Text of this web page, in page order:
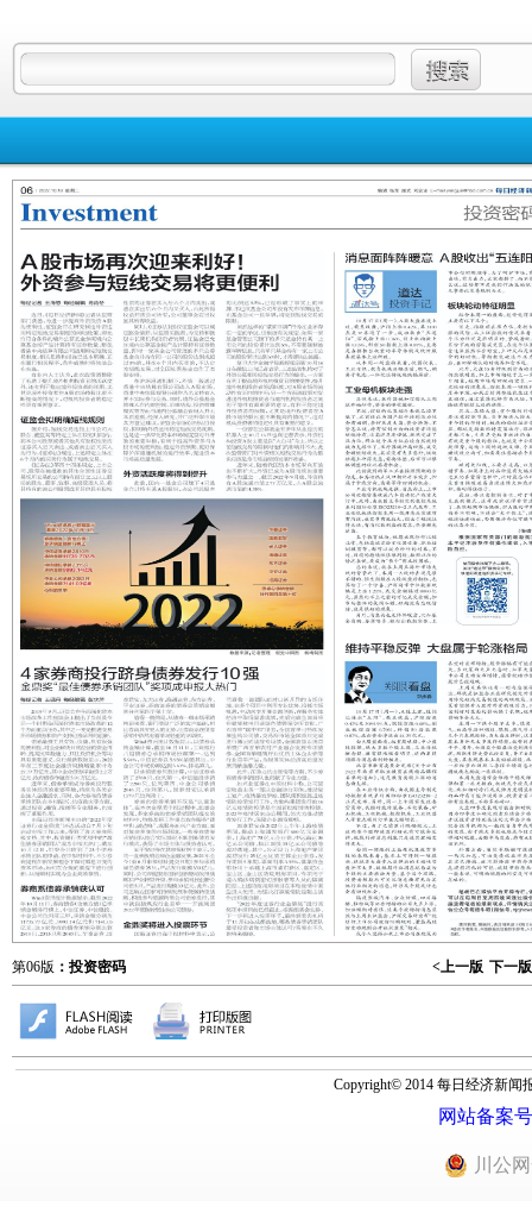
第06版 ：投资密码 下一
<上一版
Copyright© 2014 每日经济新
网站备案
川公